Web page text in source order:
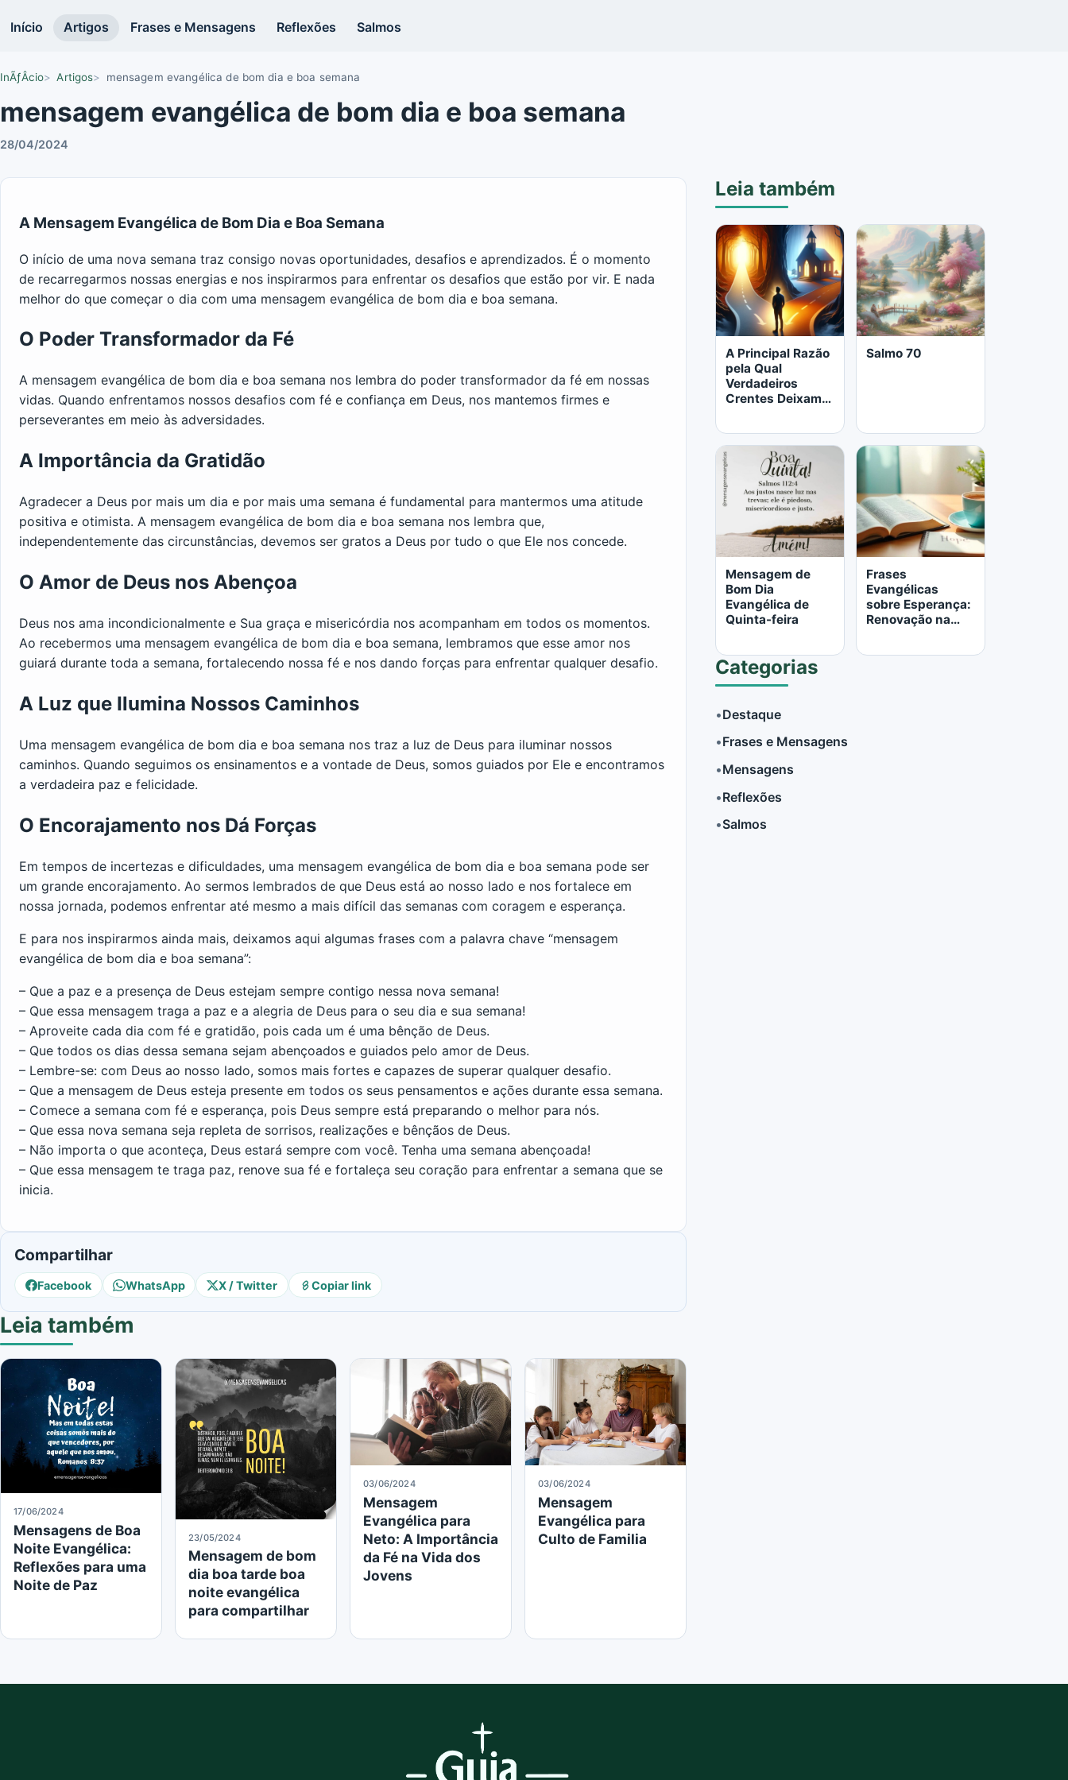
Início Artigos Frases e Mensagens Reflexões Salmos
InÃƒÂ­cio Artigos mensagem evangélica de bom dia e boa semana
mensagem evangélica de bom dia e boa semana
28/04/2024
A Mensagem Evangélica de Bom Dia e Boa Semana
O início de uma nova semana traz consigo novas oportunidades, desafios e aprendizados. É o momento
de recarregarmos nossas energias e nos inspirarmos para enfrentar os desafios que estão por vir. E nada
melhor do que começar o dia com uma mensagem evangélica de bom dia e boa semana.
O Poder Transformador da Fé
A mensagem evangélica de bom dia e boa semana nos lembra do poder transformador da fé em nossas
vidas. Quando enfrentamos nossos desafios com fé e confiança em Deus, nos mantemos firmes e
perseverantes em meio às adversidades.
A Importância da Gratidão
Agradecer a Deus por mais um dia e por mais uma semana é fundamental para mantermos uma atitude
positiva e otimista. A mensagem evangélica de bom dia e boa semana nos lembra que,
independentemente das circunstâncias, devemos ser gratos a Deus por tudo o que Ele nos concede.
O Amor de Deus nos Abençoa
Deus nos ama incondicionalmente e Sua graça e misericórdia nos acompanham em todos os momentos.
Ao recebermos uma mensagem evangélica de bom dia e boa semana, lembramos que esse amor nos
guiará durante toda a semana, fortalecendo nossa fé e nos dando forças para enfrentar qualquer desafio.
A Luz que Ilumina Nossos Caminhos
Uma mensagem evangélica de bom dia e boa semana nos traz a luz de Deus para iluminar nossos
caminhos. Quando seguimos os ensinamentos e a vontade de Deus, somos guiados por Ele e encontramos
a verdadeira paz e felicidade.
O Encorajamento nos Dá Forças
Em tempos de incertezas e dificuldades, uma mensagem evangélica de bom dia e boa semana pode ser
um grande encorajamento. Ao sermos lembrados de que Deus está ao nosso lado e nos fortalece em
nossa jornada, podemos enfrentar até mesmo a mais difícil das semanas com coragem e esperança.
E para nos inspirarmos ainda mais, deixamos aqui algumas frases com a palavra chave “mensagem
evangélica de bom dia e boa semana”:
– Que a paz e a presença de Deus estejam sempre contigo nessa nova semana!
– Que essa mensagem traga a paz e a alegria de Deus para o seu dia e sua semana!
– Aproveite cada dia com fé e gratidão, pois cada um é uma bênção de Deus.
– Que todos os dias dessa semana sejam abençoados e guiados pelo amor de Deus.
– Lembre-se: com Deus ao nosso lado, somos mais fortes e capazes de superar qualquer desafio.
– Que a mensagem de Deus esteja presente em todos os seus pensamentos e ações durante essa semana.
– Comece a semana com fé e esperança, pois Deus sempre está preparando o melhor para nós.
– Que essa nova semana seja repleta de sorrisos, realizações e bênçãos de Deus.
– Não importa o que aconteça, Deus estará sempre com você. Tenha uma semana abençoada!
– Que essa mensagem te traga paz, renove sua fé e fortaleça seu coração para enfrentar a semana que se
inicia.
Compartilhar
Facebook WhatsApp X / Twitter Copiar link
Leia também
17/06/2024
Mensagens de Boa
Noite Evangélica:
Reflexões para uma
Noite de Paz
23/05/2024
Mensagem de bom
dia boa tarde boa
noite evangélica
para compartilhar
03/06/2024
Mensagem
Evangélica para
Neto: A Importância
da Fé na Vida dos
Jovens
03/06/2024
Mensagem
Evangélica para
Culto de Familia
Leia também
A Principal Razão
pela Qual
Verdadeiros
Crentes Deixam a
LER MAIS
Salmo 70
LER MAIS
Mensagem de
Bom Dia
Evangélica de
Quinta-feira
LER MAIS
Frases
Evangélicas
sobre Esperança:
Renovação na
Categorias
•Destaque
•Frases e Mensagens
•Mensagens
•Reflexões
•Salmos